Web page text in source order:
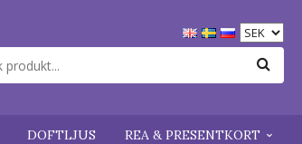
DOFTLJUS REA & PRESENTKORT